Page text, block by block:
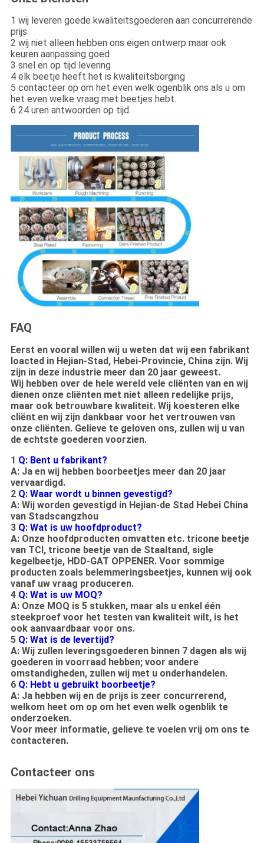
1 wij leveren goede kwaliteitsgoederen aan concurrerende
prijs
2 wij niet alleen hebben ons eigen ontwerp maar ook
keuren aanpassing goed
3 snel en op tijd levering
4 elk beetje heeft het is kwaliteitsborging
5 contacteer op om het even welk ogenblik ons als u om
het even welke vraag met beetjes hebt.
6 24 uren antwoorden op tijd
FAQ
Eerst en vooral willen wij u weten dat wij een fabrikant
loacted in Hejian-Stad, Hebei-Provincie, China zijn. Wij
zijn in deze industrie meer dan 20 jaar geweest.
Wij hebben over de hele wereld vele cliënten van en wij
dienen onze cliënten met niet alleen redelijke prijs,
maar ook betrouwbare kwaliteit. Wij koesteren elke
cliënt en wij zijn dankbaar voor het vertrouwen van
onze cliënten. Gelieve te geloven ons, zullen wij u van
de echtste goederen voorzien.
1 Q: Bent u fabrikant?
A: Ja en wij hebben boorbeetjes meer dan 20 jaar
vervaardigd.
2 Q: Waar wordt u binnen gevestigd?
A: Wij worden gevestigd in Hejian-de Stad Hebei China
van Stadscangzhou
3 Q: Wat is uw hoofdproduct?
A: Onze hoofdproducten omvatten etc. tricone beetje
van TCI, tricone beetje van de Staaltand, sigle
kegelbeetje, HDD-GAT OPPENER. Voor sommige
producten zoals belemmeringsbeetjes, kunnen wij ook
vanaf uw vraag produceren.
4 Q: Wat is uw MOQ?
A: Onze MOQ is 5 stukken, maar als u enkel één
steekproef voor het testen van kwaliteit wilt, is het
ook aanvaardbaar voor ons.
5 Q: Wat is de levertijd?
A: Wij zullen leveringsgoederen binnen 7 dagen als wij
goederen in voorraad hebben; voor andere
omstandigheden, zullen wij met u onderhandelen.
6 Q: Hebt u gebruikt boorbeetje?
A: Ja hebben wij en de prijs is zeer concurrerend,
welkom heet om op om het even welk ogenblik te
onderzoeken.
Voor meer informatie, gelieve te voelen vrij om ons te
contacteren.
Contacteer ons